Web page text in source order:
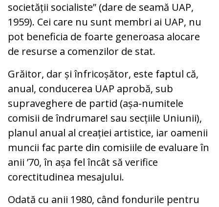
societății socialiste” (dare de seamă UAP,
1959). Cei care nu sunt membri ai UAP, nu
pot beneficia de foarte generoasa alocare
de resurse a comenzilor de stat.
Grăitor, dar și înfricoșător, este faptul că,
anual, conducerea UAP aprobă, sub
supraveghere de partid (așa-numitele
comisii de îndrumare! sau secțiile Uniunii),
planul anual al creației artistice, iar oamenii
muncii fac parte din comisiile de evaluare în
anii ’70, în așa fel încât să verifice
corectitudinea mesajului.
Odată cu anii 1980, când fondurile pentru